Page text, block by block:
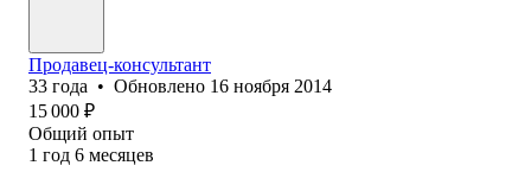
Продавец-консультант
33 года • Обновлено 16 ноября 2014
15 000 ₽
Общий опыт
1 год 6 месяцев